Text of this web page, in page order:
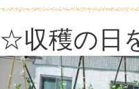
☆収穫の日